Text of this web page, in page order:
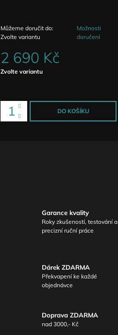
Můžeme doručit do:
Zvolte variantu
Možnosti
doručení
2 690 Kč
Měrná
Zvolte variantu
DO KOŠÍKU
Garance kvality
Roky zkušeností, testování a
precizní ruční práce
Dárek ZDARMA
Překvapení ke každé
objednávce
Doprava ZDARMA
nad 3000,- Kč